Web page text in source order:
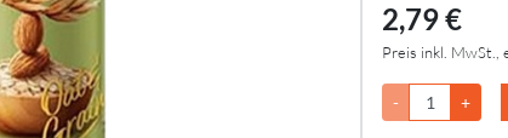
2,79 €
Preis inkl. MwSt.,
- +